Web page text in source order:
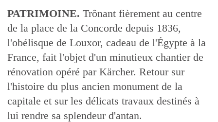
PATRIMOINE. Trônant fièrement au centre
de la place de la Concorde depuis 1836,
l'obélisque de Louxor, cadeau de l'Égypte à la
France, fait l'objet d'un minutieux chantier de
rénovation opéré par Kärcher. Retour sur
l'histoire du plus ancien monument de la
capitale et sur les délicats travaux destinés à
lui rendre sa splendeur d'antan.